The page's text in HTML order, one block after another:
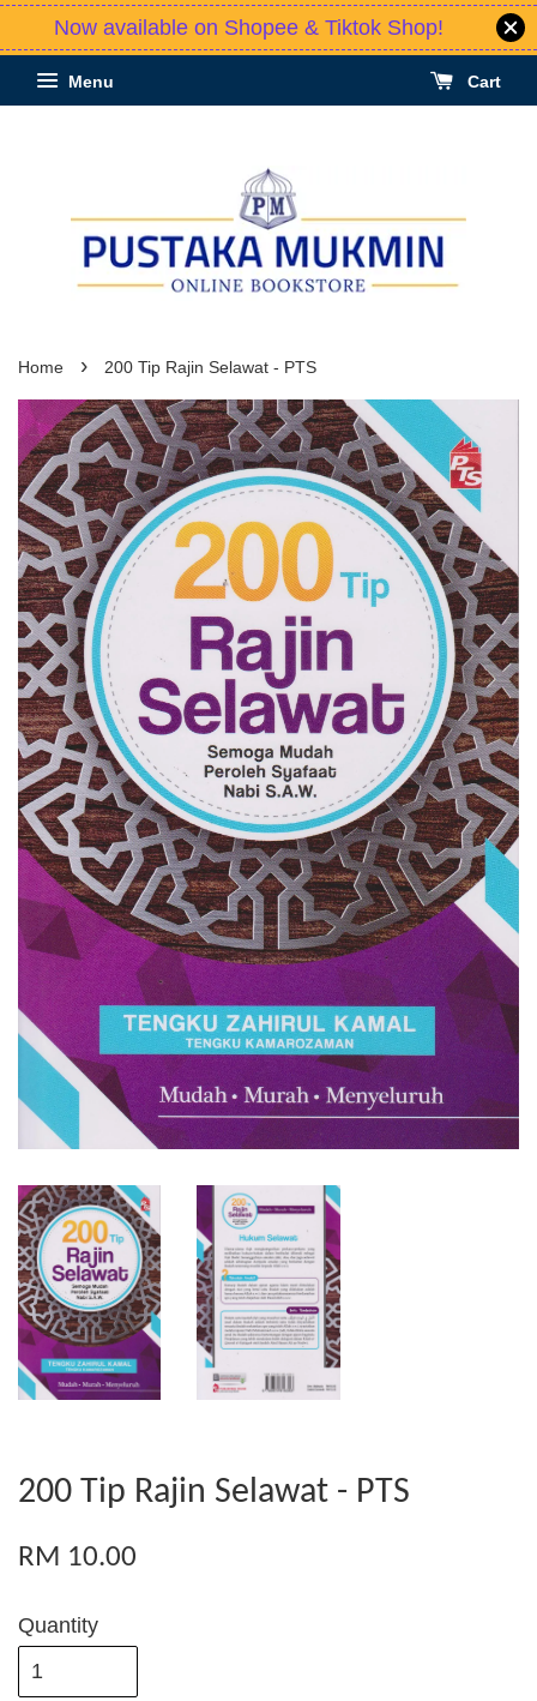
Now available on Shopee & Tiktok Shop!
Menu Cart
Home › 200 Tip Rajin Selawat - PTS
200 Tip Rajin Selawat - PTS
RM 10.00
Quantity